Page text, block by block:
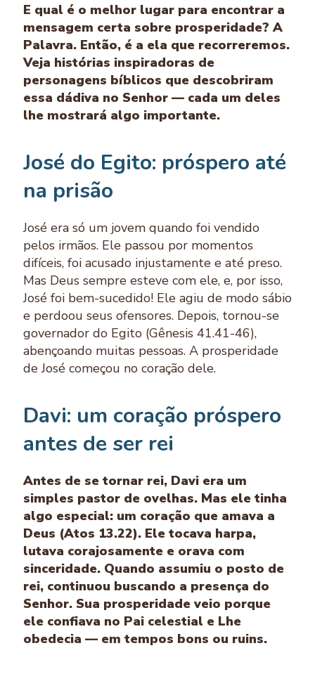
E qual é o melhor lugar para encontrar a
mensagem certa sobre prosperidade? A
Palavra. Então, é a ela que recorreremos.
Veja histórias inspiradoras de
personagens bíblicos que descobriram
essa dádiva no Senhor — cada um deles
lhe mostrará algo importante.
José do Egito: próspero até
na prisão
José era só um jovem quando foi vendido
pelos irmãos. Ele passou por momentos
difíceis, foi acusado injustamente e até preso.
Mas Deus sempre esteve com ele, e, por isso,
José foi bem-sucedido! Ele agiu de modo sábio
e perdoou seus ofensores. Depois, tornou-se
governador do Egito (Gênesis 41.41-46),
abençoando muitas pessoas. A prosperidade
de José começou no coração dele.
Davi: um coração próspero
antes de ser rei
Antes de se tornar rei, Davi era um
simples pastor de ovelhas. Mas ele tinha
algo especial: um coração que amava a
Deus (Atos 13.22). Ele tocava harpa,
lutava corajosamente e orava com
sinceridade. Quando assumiu o posto de
rei, continuou buscando a presença do
Senhor. Sua prosperidade veio porque
ele confiava no Pai celestial e Lhe
obedecia — em tempos bons ou ruins.